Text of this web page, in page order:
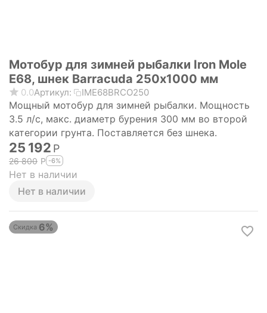
Мотобур для зимней рыбалки Iron Mole
E68, шнек Barracuda 250х1000 мм
0.0Артикул: IME68BRCO250
Мощный мотобур для зимней рыбалки. Мощность
3.5 л/с, макс. диаметр бурения 300 мм во второй
категории грунта. Поставляется без шнека.
25 192 Р
26 800 Р -6%
Нет в наличии
Нет в наличии
Скидка 6%